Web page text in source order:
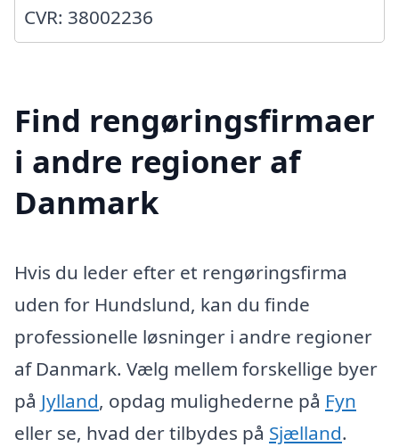
CVR: 38002236
Find rengøringsfirmaer
i andre regioner af
Danmark
Hvis du leder efter et rengøringsfirma
uden for Hundslund, kan du finde
professionelle løsninger i andre regioner
af Danmark. Vælg mellem forskellige byer
på Jylland, opdag mulighederne på Fyn
eller se, hvad der tilbydes på Sjælland.